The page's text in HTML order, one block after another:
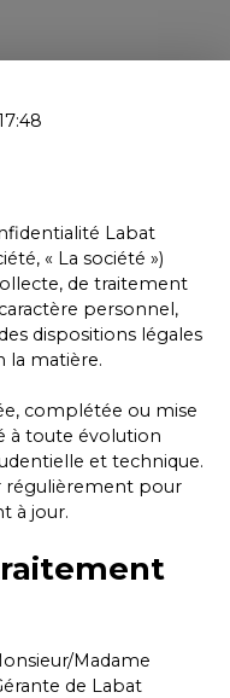
Labat
« La société »)
de traitement
personnel,
dispositions légales
la matière.
complétée ou mise
à toute évolution
et technique.
régulièrement pour
à jour.
Madame
de Labat